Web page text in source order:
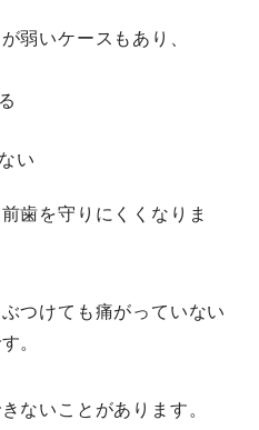
弱いケースもあり、
い
歯を守りにくくなりま
つけても痛がっていない
。
ないことがあります。